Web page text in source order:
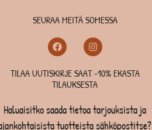
SEURAA MEITÄ SOMESSA
TILAA UUTISKIRJE SAAT -10% EKASTA
TILAUKSESTA
Haluaisitko saada tietoa tarjouksista ja
tuotteista sähköpostitse?